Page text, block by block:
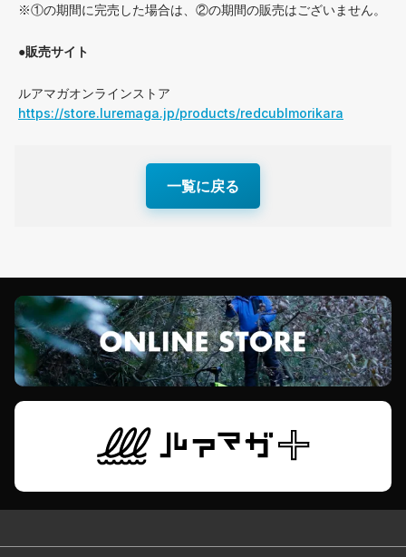
※①の期間に完売した場合は、②の期間の販売はございません。
●販売サイト
ルアマガオンラインストア
https://store.luremaga.jp/products/redcublmorikara
一覧に戻る